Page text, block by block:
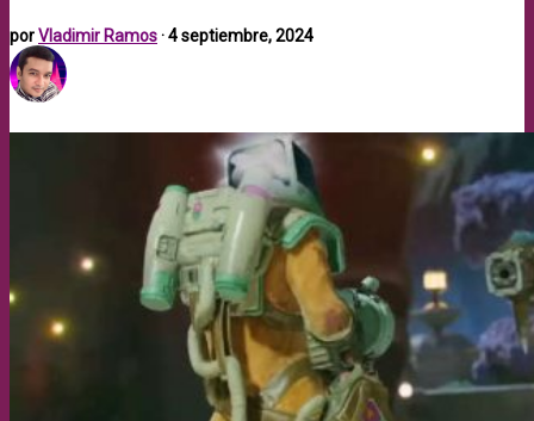
porVladimir Ramos·4 septiembre, 2024